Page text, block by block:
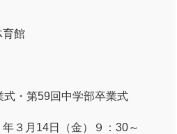
館
式・第59回中学部卒業式
月 14日（金）９： 30～